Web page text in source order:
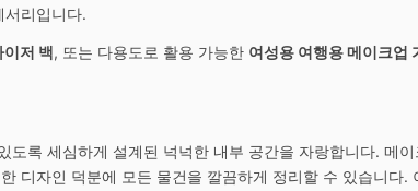
서리입니다.
저 백, 또는 다용도로 활용 가능한 여성용 여행용 메이크업
도록 세심하게 설계된 넉넉한 내부 공간을 자랑합니다. 메
디자인 덕분에 모든 물건을 깔끔하게 정리할 수 있습니다.